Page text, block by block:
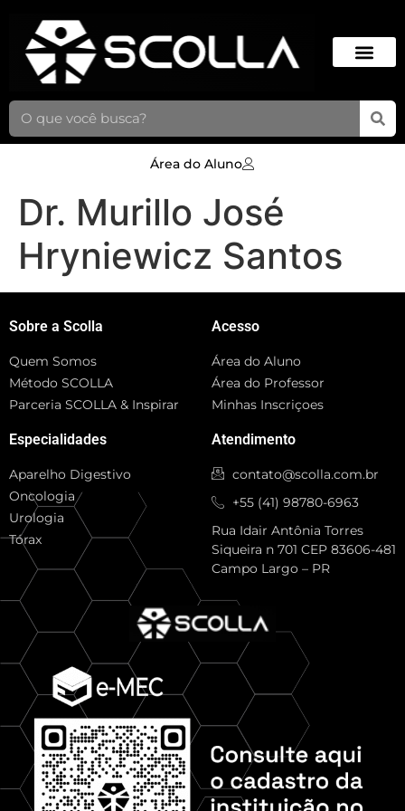
Área do Aluno
Dr. Murillo José
Hryniewicz Santos
Sobre a Scolla
Quem Somos
Método SCOLLA
Parceria SCOLLA & Inspirar
Especialidades
Aparelho Digestivo
Oncologia
Urologia
Tórax
Acesso
Área do Aluno
Área do Professor
Minhas Inscriçoes
Atendimento
contato@scolla.com.br
+55 (41) 98780-6963
Rua Idair Antônia Torres
Siqueira n 701 CEP 83606-481
Campo Largo – PR